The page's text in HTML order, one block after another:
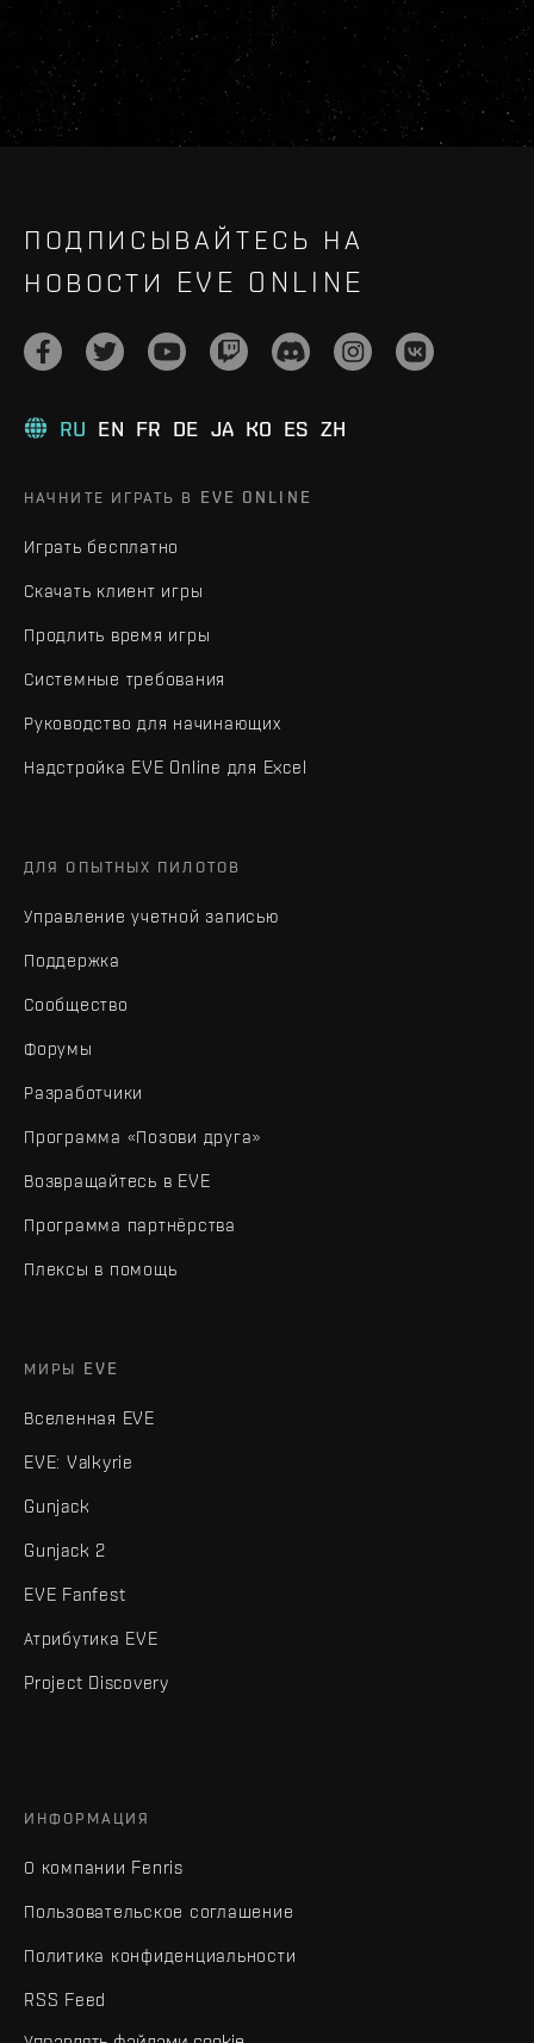
ПОДПИСЫВАЙТЕСЬ НА
НОВОСТИ EVE ONLINE
RU EN FR DE JA KO ES ZH
НАЧНИТЕ ИГРАТЬ В EVE ONLINE
Играть бесплатно
Скачать клиент игры
Продлить время игры
Системные требования
Руководство для начинающих
Надстройка EVE Online для Excel
ДЛЯ ОПЫТНЫХ ПИЛОТОВ
Управление учетной записью
Поддержка
Сообщество
Форумы
Разработчики
Программа «Позови друга»
Возвращайтесь в EVE
Программа партнёрства
Плексы в помощь
МИРЫ EVE
Вселенная EVE
EVE: Valkyrie
Gunjack
Gunjack 2
EVE Fanfest
Атрибутика EVE
Project Discovery
ИНФОРМАЦИЯ
О компании Fenris
Пользовательское соглашение
Политика конфиденциальности
RSS Feed